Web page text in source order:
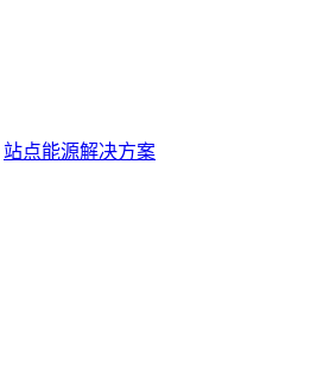
站点能源解决方案